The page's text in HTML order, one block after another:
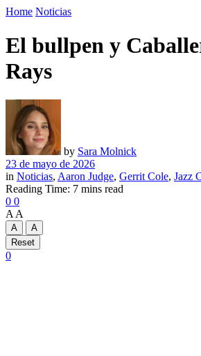
Home Noticias
El bullpen y
Rays
by Sara Molnick
23 de mayo de 2026
in Noticias, Aaron Judge, Gerrit Cole, Jazz
Reading Time: 7 mins read
0 0
A A
A
A
Reset
0